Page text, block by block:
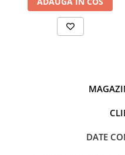
Specificații:
10 moduri de luminozitate.
3 culori, lumina
Denumirea articolului: kit de
Stand de trepied reglabil:
Material: aluminiu + PC
DATE